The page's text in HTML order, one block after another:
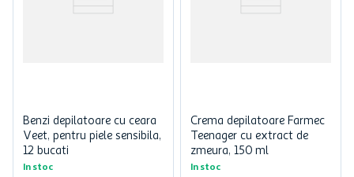
Benzi depilatoare cu ceara
Veet, pentru piele sensibila,
12 bucati
In stoc
Crema depilatoare Farmec
Teenager cu extract de
zmeura, 150 ml
In stoc